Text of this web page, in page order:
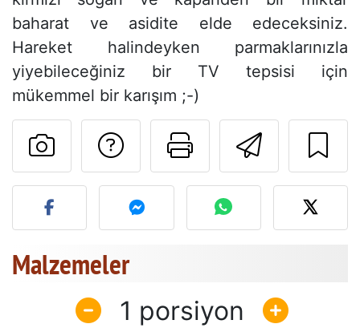
baharat ve asidite elde edeceksiniz.
Hareket halindeyken parmaklarınızla
yiyebileceğiniz bir TV tepsisi için
mükemmel bir karışım ;-)
Bu sayfayı
Tarif sahibine bir
Bu tarifin fotoğrafını
Malzemeler
1